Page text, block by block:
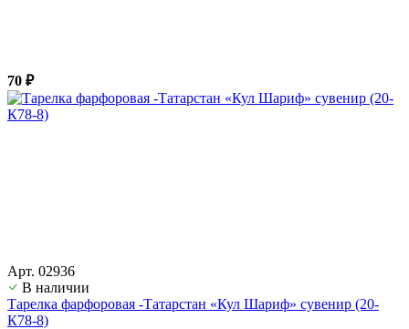
70 ₽
Арт. 02936
В наличии
Тарелка фарфоровая -Татарстан «Кул Шариф» сувенир (20-
К78-8)